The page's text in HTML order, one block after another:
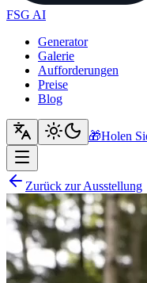
FSG AI
Generator
Galerie
Aufforderungen
Preise
Blog
🎁Holen
Zurück zur Ausstellung